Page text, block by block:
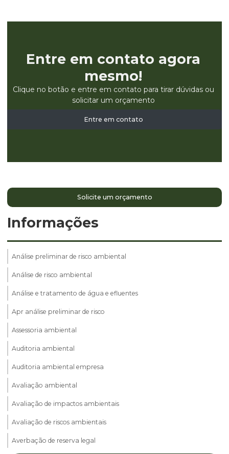
Entre em contato agora
mesmo!
Clique no botão e entre em contato para tirar dúvidas ou
solicitar um orçamento
Entre em contato
Solicite um orçamento
Informações
Análise preliminar de risco ambiental
Análise de risco ambiental
Análise e tratamento de água e efluentes
Apr análise preliminar de risco
Assessoria ambiental
Auditoria ambiental
Auditoria ambiental empresa
Avaliação ambiental
Avaliação de impactos ambientais
Avaliação de riscos ambientais
Averbação de reserva legal